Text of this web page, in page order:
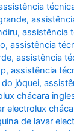
,
,assistência
,assistência
,assistência
,assistência
jóquei,
chácara
electrolux
de lavar